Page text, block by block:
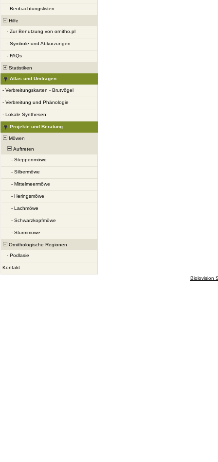
- Beobachtungslisten
Hilfe
- Zur Benutzung von ornitho.pl
- Symbole und Abkürzungen
- FAQs
Statistiken
Atlas und Umfragen
- Verbreitungskarten - Brutvögel
- Verbreitung und Phänologie
- Lokale Synthesen
Projekte und Beratung
Möwen
Auftreten
- Steppenmöwe
- Silbermöwe
- Mittelmeermöwe
- Heringsmöwe
- Lachmöwe
- Schwarzkopfmöwe
- Sturmmöwe
Ornithologische Regionen
- Podlasie
Kontakt
Biolovision